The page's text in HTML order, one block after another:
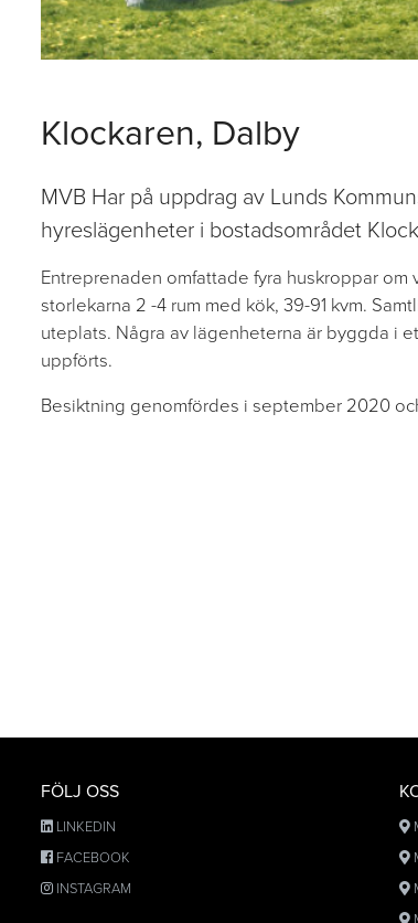
Klockaren, Dalby
MVB Har på uppdrag av Lunds
hyreslägenheter i bostadsområdet
Entreprenaden omfattade fyra huskroppar
storlekarna 2 -4 rum med kök, 39-91 kvm.
uteplats. Några av lägenheterna är byggda i
uppförts.
Besiktning genomfördes i september 2020
FÖLJ OSS
LINKEDIN
FACEBOOK
INSTAGRAM